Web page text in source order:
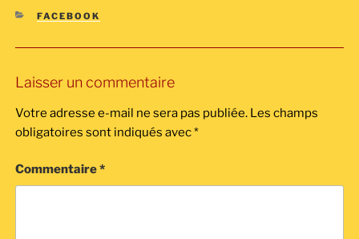
CATÉGORIES
FACEBOOK
Laisser un commentaire
Votre adresse e-mail ne sera pas publiée. Les champs
obligatoires sont indiqués avec*
Commentaire*